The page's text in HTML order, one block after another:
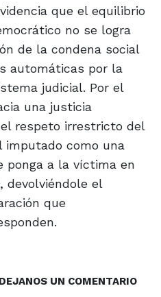
que el equilibrio
no se logra
de la condena social
automáticas por la
judicial. Por el
una justicia
respeto irrestricto del
imputado como una
ponga a la víctima en
devolviéndole el
que
UN COMENTARIO